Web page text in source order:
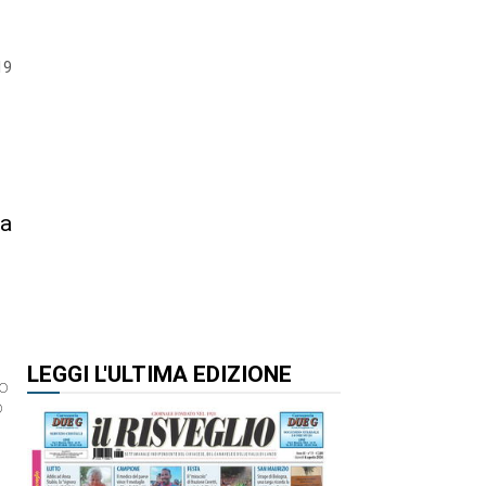
LEGGI L'ULTIMA EDIZIONE